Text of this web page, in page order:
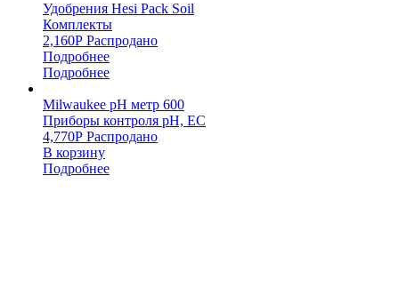
Удобрения Hesi Pack Soil
Комплекты
2,160Р Распродано
Подробнее
Подробнее
Milwaukee pH метр 600
Приборы контроля pH, EC
4,770Р Распродано
В корзину
Подробнее